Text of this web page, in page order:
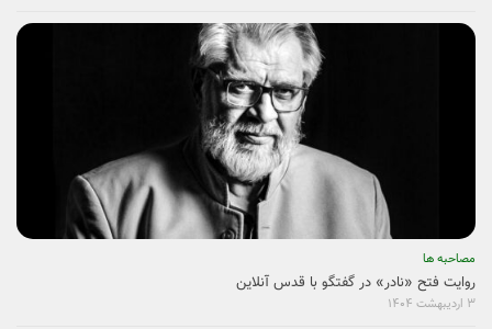
مصاحبه ها
روایت فتح «نادر» در گفتگو با قدس آنلاین
۳ اردیبهشت ۱۴۰۴